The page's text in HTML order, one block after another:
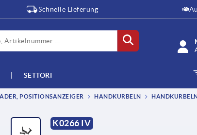
Schnelle Lieferung
SETTORI
POSITIONSANZEIGER HANDKURBELN
K0266 IV